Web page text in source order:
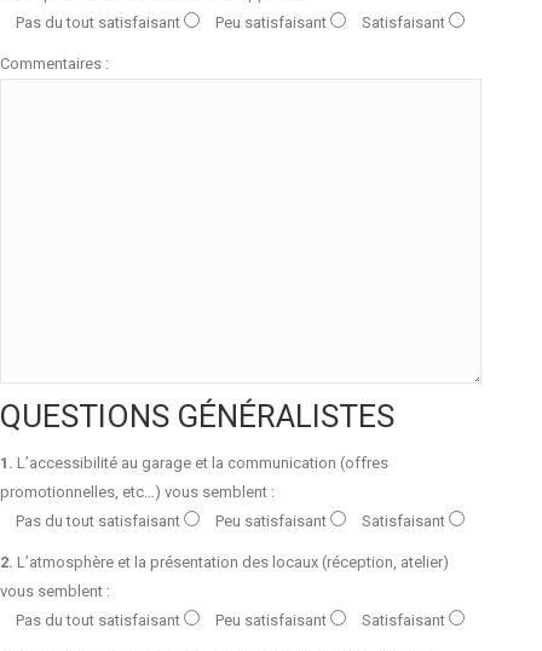
Pas du tout satisfaisant
Peu satisfaisant Satisfaisant
Commentaires :
QUESTIONS GÉNÉRALISTES
1. L’accessibilité au garage et la communication (offres
promotionnelles, etc…) vous semblent :
Pas du tout satisfaisant
Peu satisfaisant Satisfaisant
2. L’atmosphère et la présentation des locaux (réception, atelier)
vous semblent :
Pas du tout satisfaisant
Peu satisfaisant Satisfaisant